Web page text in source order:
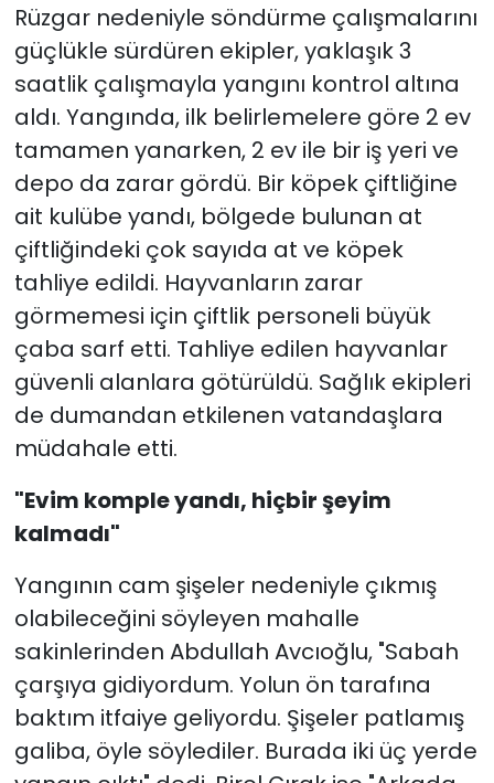
Rüzgar nedeniyle söndürme çalışmalarını
güçlükle sürdüren ekipler, yaklaşık 3
saatlik çalışmayla yangını kontrol altına
aldı. Yangında, ilk belirlemelere göre 2 ev
tamamen yanarken, 2 ev ile bir iş yeri ve
depo da zarar gördü. Bir köpek çiftliğine
ait kulübe yandı, bölgede bulunan at
çiftliğindeki çok sayıda at ve köpek
tahliye edildi. Hayvanların zarar
görmemesi için çiftlik personeli büyük
çaba sarf etti. Tahliye edilen hayvanlar
güvenli alanlara götürüldü. Sağlık ekipleri
de dumandan etkilenen vatandaşlara
müdahale etti.
"Evim komple yandı, hiçbir şeyim
kalmadı"
Yangının cam şişeler nedeniyle çıkmış
olabileceğini söyleyen mahalle
sakinlerinden Abdullah Avcıoğlu, "Sabah
çarşıya gidiyordum. Yolun ön tarafına
baktım itfaiye geliyordu. Şişeler patlamış
galiba, öyle söylediler. Burada iki üç yerde